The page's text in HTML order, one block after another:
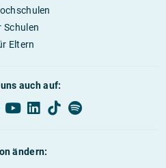
Schulen
Eltern
auch auf:
ändern: